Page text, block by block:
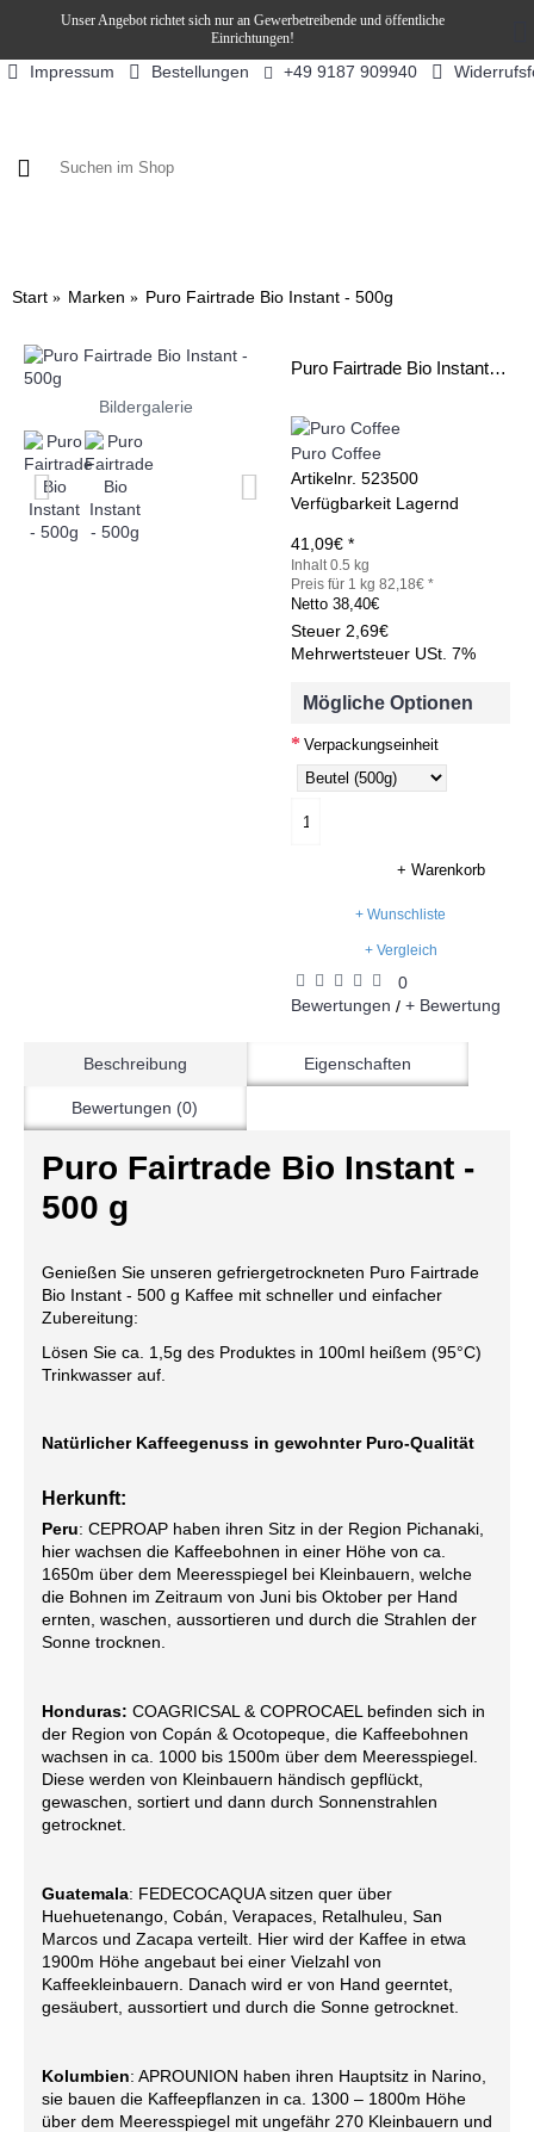
Unser Angebot richtet sich nur an Gewerbetreibende und öffentliche
Einrichtungen!
Impressum Bestellungen +49 9187 909940
Start Marken Puro Fairtrade Bio Instant - 500g
Bildergalerie
Puro Fairtrade Bio Instant - 500g
Puro Coffee
Artikelnr. 523500
Verfügbarkeit Lagernd
41,09€ *
Inhalt 0.5 kg
Preis für 1 kg 82,18€ *
Netto 38,40€
Steuer 2,69€
Mehrwertsteuer USt. 7%
Mögliche Optionen
Verpackungseinheit
+ Warenkorb
+ Wunschliste
+ Vergleich
0
Bewertungen / + Bewertung
Beschreibung Eigenschaften
Bewertungen (0)
Puro Fairtrade Bio Instant -
500 g
Genießen Sie unseren gefriergetrockneten Puro Fairtrade
Bio Instant - 500 g Kaffee mit schneller und einfacher
Zubereitung:
Lösen Sie ca. 1,5g des Produktes in 100ml heißem (95°C)
Trinkwasser auf.
Natürlicher Kaffeegenuss in gewohnter Puro-Qualität
Herkunft:
Peru: CEPROAP haben ihren Sitz in der Region Pichanaki,
hier wachsen die Kaffeebohnen in einer Höhe von ca.
1650m über dem Meeresspiegel bei Kleinbauern, welche
die Bohnen im Zeitraum von Juni bis Oktober per Hand
ernten, waschen, aussortieren und durch die Strahlen der
Sonne trocknen.
Honduras: COAGRICSAL & COPROCAEL befinden sich in
der Region von Copán & Ocotopeque, die Kaffeebohnen
wachsen in ca. 1000 bis 1500m über dem Meeresspiegel.
Diese werden von Kleinbauern händisch gepflückt,
gewaschen, sortiert und dann durch Sonnenstrahlen
getrocknet.
Guatemala: FEDECOCAQUA sitzen quer über
Huehuetenango, Cobán, Verapaces, Retalhuleu, San
Marcos und Zacapa verteilt. Hier wird der Kaffee in etwa
1900m Höhe angebaut bei einer Vielzahl von
Kaffeekleinbauern. Danach wird er von Hand geerntet,
gesäubert, aussortiert und durch die Sonne getrocknet.
Kolumbien: APROUNION haben ihren Hauptsitz in Narino,
sie bauen die Kaffeepflanzen in ca. 1300 – 1800m Höhe
über dem Meeresspiegel mit ungefähr 270 Kleinbauern und